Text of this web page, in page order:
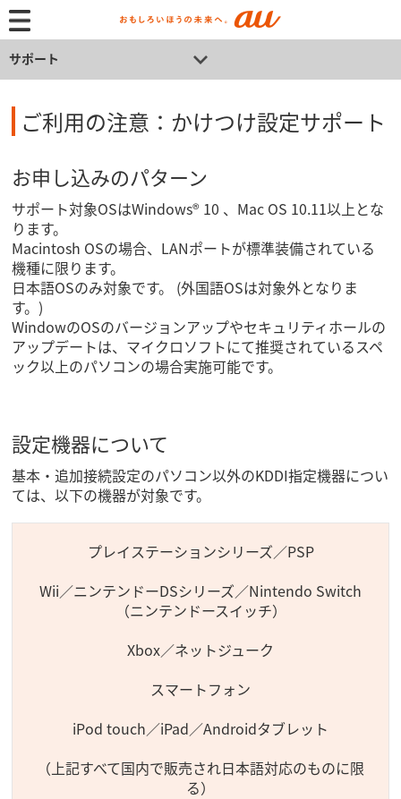
サポート
ご利用の注意：かけつけ設定サポート
お申し込みのパターン
サポート対象OSはWindows® 10 、Mac OS 10.11以上とな
ります。
Macintosh OSの場合、LANポートが標準装備されている
機種に限ります。
日本語OSのみ対象です。 (外国語OSは対象外となりま
す。)
WindowのOSのバージョンアップやセキュリティホールの
アップデートは、マイクロソフトにて推奨されているスペ
ック以上のパソコンの場合実施可能です。
設定機器について
基本・追加接続設定のパソコン以外のKDDI指定機器につい
ては、以下の機器が対象です。
プレイステーションシリーズ／PSP
Wii／ニンテンドーDSシリーズ／Nintendo Switch
（ニンテンドースイッチ）
Xbox／ネットジューク
スマートフォン
iPod touch／iPad／Androidタブレット
（上記すべて国内で販売され日本語対応のものに限
る）